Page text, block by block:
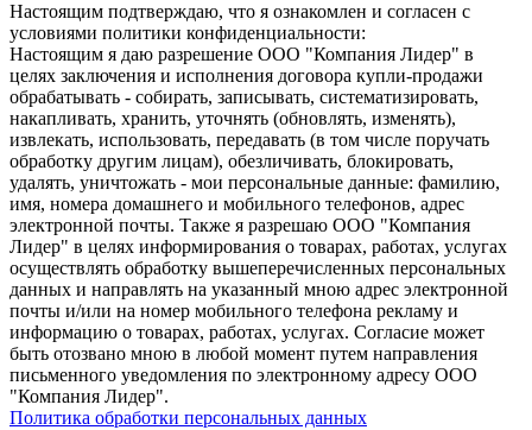
Настоящим подтверждаю, что я ознакомлен и согласен с
условиями политики конфиденциальности:
Настоящим я даю разрешение ООО "Компания Лидер" в
целях заключения и исполнения договора купли-продажи
обрабатывать - собирать, записывать, систематизировать,
накапливать, хранить, уточнять (обновлять, изменять),
извлекать, использовать, передавать (в том числе поручать
обработку другим лицам), обезличивать, блокировать,
удалять, уничтожать - мои персональные данные: фамилию,
имя, номера домашнего и мобильного телефонов, адрес
электронной почты. Также я разрешаю ООО "Компания
Лидер" в целях информирования о товарах, работах, услугах
осуществлять обработку вышеперечисленных персональных
данных и направлять на указанный мною адрес электронной
почты и/или на номер мобильного телефона рекламу и
информацию о товарах, работах, услугах. Согласие может
быть отозвано мною в любой момент путем направления
письменного уведомления по электронному адресу ООО
"Компания Лидер".
Политика обработки персональных данных